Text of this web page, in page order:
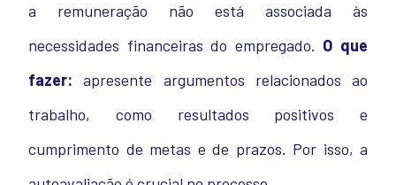
a remuneração não está associada às
necessidades financeiras do empregado. O que
fazer:apresente argumentos relacionados ao
trabalho, como resultados positivos e
cumprimento de metas e de prazos. Por isso, a